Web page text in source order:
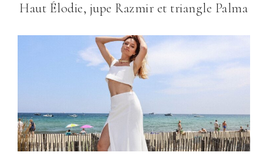
Haut Élodie, jupe Razmir et triangle Palma